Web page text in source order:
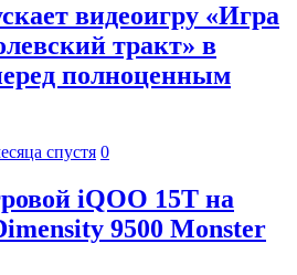
видеоигру «Игра
тракт» в
полноценным
спустя 0
iQOO 15T на
9500 Monster